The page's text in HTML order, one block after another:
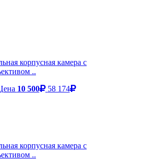
корпусная камера с
..
10 500 58 174
корпусная камера с
..